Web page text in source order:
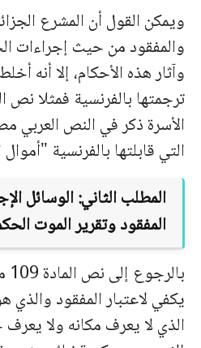
ويمكن القول أن المشرع
والمفقود من حيث إجراءات
وآثار هذه الأحكام، إلا أنه
الأسرة ذكر في النص العربي
التي قابلتها بالفرنسية
المطلب الثاني: الوسائل
المفقود وتقرير الموت
يكفي لاعتبار المفقود
الذي لا يعرف مكانه ولا يعرف